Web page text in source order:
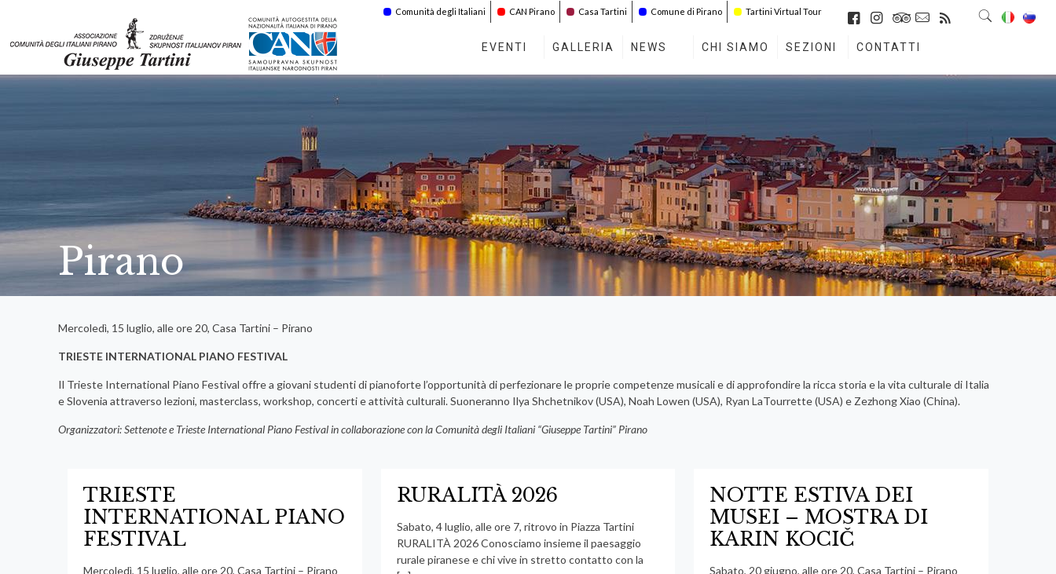
Comunità degli Italiani CAN Pirano Casa Tartini Comune di Pirano Tartini Virtual Tour
EVENTI GALLERIA NEWS CHI SIAMO SEZIONI CONTATTI
Pirano
Mercoledì, 15 luglio, alle ore 20, Casa Tartini – Pirano
TRIESTE INTERNATIONAL PIANO FESTIVAL
Il Trieste International Piano Festival offre a giovani studenti di pianoforte l’opportunità di perfezionare le proprie competenze musicali e di approfondire la ricca storia e la vita culturale di Italia
e Slovenia attraverso lezioni, masterclass, workshop, concerti e attività culturali. Suoneranno Ilya Shchetnikov (USA), Noah Lowen (USA), Ryan LaTourrette (USA) e Zezhong Xiao (China).
Organizzatori: Settenote e Trieste International Piano Festival in collaborazione con la Comunità degli Italiani “Giuseppe Tartini” Pirano
TRIESTE
INTERNATIONAL PIANO
FESTIVAL
Mercoledì, 15 luglio, alle ore 20, Casa Tartini – Pirano
RURALITÀ 2026
Sabato, 4 luglio, alle ore 7, ritrovo in Piazza Tartini
RURALITÀ 2026 Conosciamo insieme il paesaggio
rurale piranese e chi vive in stretto contatto con la
NOTTE ESTIVA DEI
MUSEI – MOSTRA DI
KARIN KOCIČ
Sabato, 20 giugno, alle ore 20, Casa Tartini – Pirano